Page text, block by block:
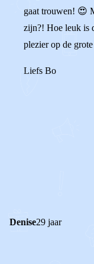
gaat trouwen! 😍
zijn?! Hoe leuk is
plezier op de
Liefs Bo
Denise29 jaar